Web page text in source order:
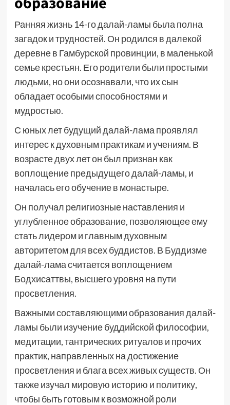
Ранняя жизнь 14-го далай-ламы была полна
загадок и трудностей. Он родился в далекой
деревне в Гамбурской провинции, в маленькой
семье крестьян. Его родители были простыми
людьми, но они осознавали, что их сын
обладает особыми способностями и
мудростью.
С юных лет будущий далай-лама проявлял
интерес к духовным практикам и учениям. В
возрасте двух лет он был признан как
воплощение предыдущего далай-ламы, и
началась его обучение в монастыре.
Он получал религиозные наставления и
углубленное образование, позволяющее ему
стать лидером и главным духовным
авторитетом для всех буддистов. В Буддизме
далай-лама считается воплощением
Бодхисаттвы, высшего уровня на пути
просветления.
Важными составляющими образования далай-
ламы были изучение буддийской философии,
медитации, тантрических ритуалов и прочих
практик, направленных на достижение
просветления и блага всех живых существ. Он
также изучал мировую историю и политику,
чтобы быть готовым к возможной роли